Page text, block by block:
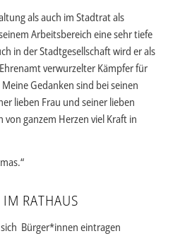
als auch im Stadtrat als
Arbeitsbereich eine sehr tiefe
in der Stadtgesellschaft wird er als
verwurzelter Kämpfer für
Gedanken sind bei seinen
lieben Frau und seiner lieben
ganzem Herzen viel Kraft in
RATHAUS
Bürger*innen eintragen